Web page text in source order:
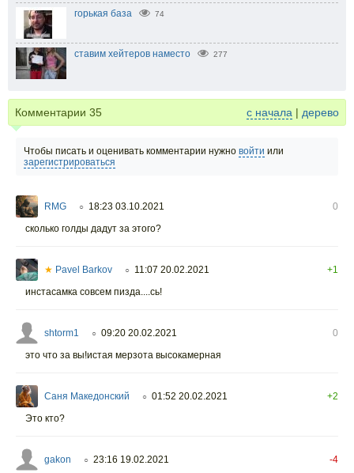
горькая база 74
ставим хейтеров наместо 277
Комментарии 35 с начала | дерево
Чтобы писать и оценивать комментарии нужно войти или
зарегистрироваться
RMG ○ 18:23 03.10.2021
0
сколько голды дадут за этого?
★ Pavel Barkov ○ 11:07 20.02.2021
+1
инстасамка совсем пизда....сь!
shtorm1 ○ 09:20 20.02.2021
0
это что за вы!истая мерзота высокамерная
Саня Македонский ○ 01:52 20.02.2021
+2
Это кто?
gakon ○ 23:16 19.02.2021
-4